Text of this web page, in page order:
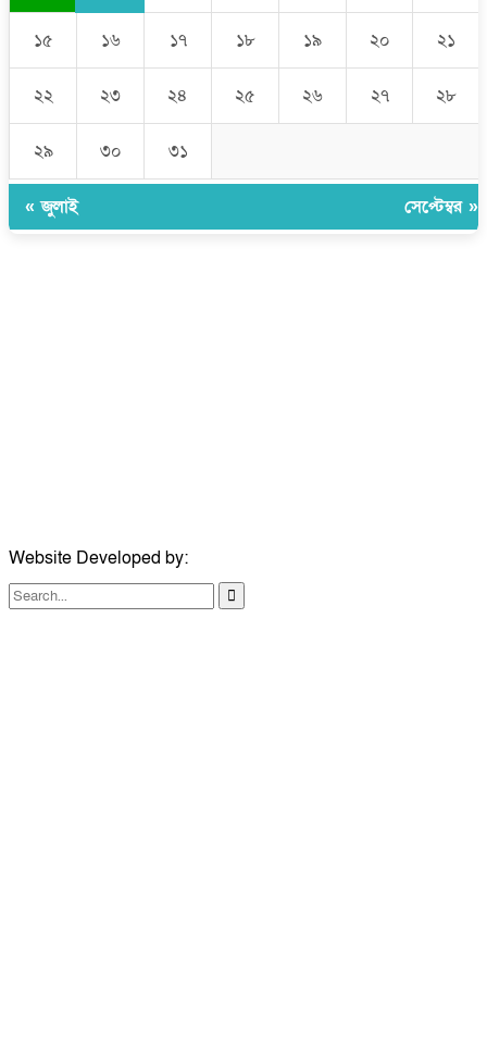
১৫ ১৬ ১৭ ১৮ ১৯ ২০ ২১
২২ ২৩ ২৪ ২৫ ২৬ ২৭ ২৮
২৯ ৩০ ৩১
« জুলাই সেপ্টেম্বর »
Website Developed by: